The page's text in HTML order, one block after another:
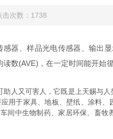
次数：1738
器、样品光电传感器、输出
数(AVE)，在一定时间能开始
又可害人，它既是上天赐与人
用于家具、地板、壁纸、涂料
中生物制药、家居环保、畜牧